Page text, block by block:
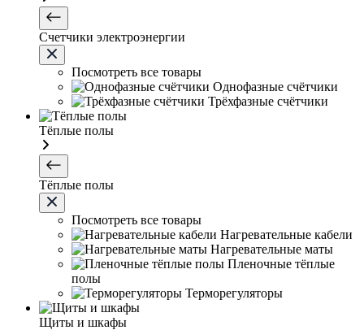
Счетчики электроэнергии
Посмотреть все товары
Однофазные счётчики
Трёхфазные счётчики
Тёплые полы
Тёплые полы
Посмотреть все товары
Нагревательные кабели
Нагревательные маты
Пленочные тёплые
полы
Терморегуляторы
Щиты и шкафы